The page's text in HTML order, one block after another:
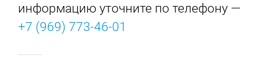
информацию уточните по телефону —
+7 (969) 773-46-01